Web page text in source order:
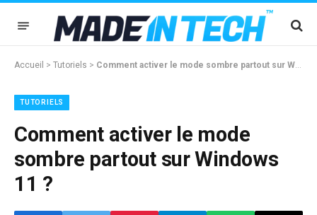
Accueil > Tutoriels > Comment activer le mode sombre partout sur Windows 11 ?
TUTORIELS
Comment activer le mode
sombre partout sur Windows
11 ?